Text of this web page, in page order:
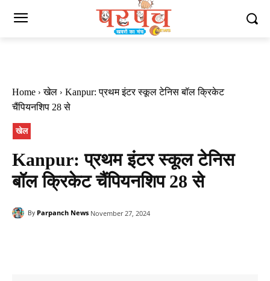
Home खेल
Kanpur: प्रथम इंटर स्कूल टेनिस बॉल क्रिकेट
चैंपियनशिप 28 से
खेल
Kanpur: प्रथम इंटर स्कूल टेनिस
बॉल क्रिकेट चैंपियनशिप 28 से
By Parpanch News November 27, 2024